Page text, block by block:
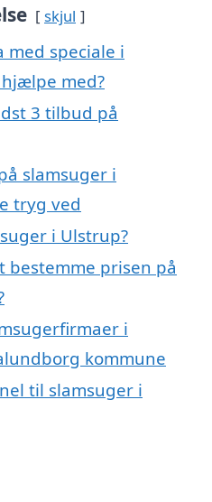
skjul
med speciale i
med?
3 tilbud på
slamsuger i
tryg ved
i Ulstrup?
bestemme prisen på
i
kommune
til slamsuger i